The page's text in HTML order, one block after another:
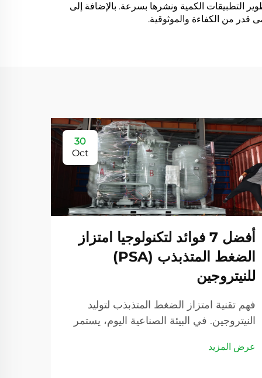
التطبيقات الكمية ونشرها بسرعة. بالإضافة إلى
30
Oct
أفضل 7 فوائد لتكنولوجيا امتزاز
الضغط المتذبذب (PSA)
للنيتروجين
فهم تقنية امتزاز الضغط المتذبذب لتوليد
النيتروجين. في البيئة الصناعية اليوم، يستمر
والفعالة في النمو. وقد أصبح توليد النيتروجين
عرض المزيد